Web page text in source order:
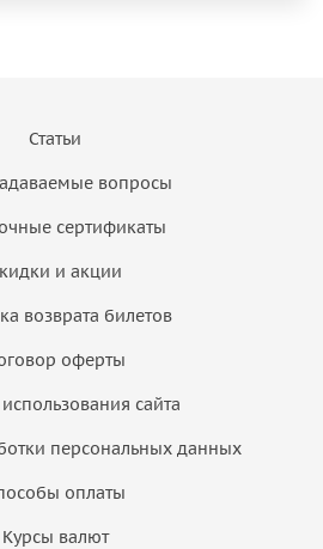
Статьи
вопросы
сертификаты
и акции
возврата билетов
оферты
сайта
персональных данных
оплаты
Курсы валют